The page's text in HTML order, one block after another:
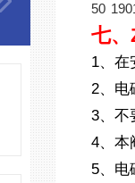
50 190
七
1、在
2、电
3、不
4、本
5、电